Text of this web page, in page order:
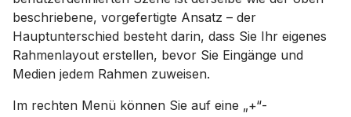
beschriebene, vorgefertigte Ansatz – der
Hauptunterschied besteht darin, dass Sie Ihr eigenes
Rahmenlayout erstellen, bevor Sie Eingänge und
Medien jedem Rahmen zuweisen.
Im rechten Menü können Sie auf eine „+“-